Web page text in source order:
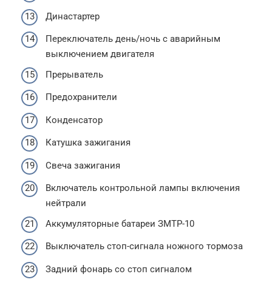
Династартер
Переключатель день/ночь с аварийным
выключением двигателя
Прерыватель
Предохранители
Конденсатор
Катушка зажигания
Свеча зажигания
Включатель контрольной лампы включения
нейтрали
Аккумуляторные батареи ЗМТР-10
Выключатель стоп-сигнала ножного тормоза
Задний фонарь со стоп сигналом